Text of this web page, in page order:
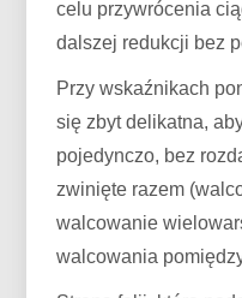
celu przywrócenia
dalszej redukcji bez
Przy wskaźnikach
się zbyt delikatna,
pojedynczo, bez
zwinięte razem
walcowanie
walcowania